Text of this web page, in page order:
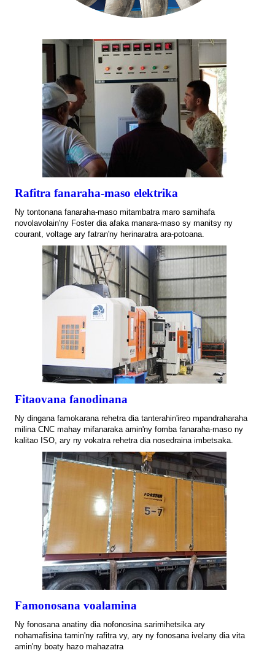
Rafitra fanaraha-maso elektrika
Ny tontonana fanaraha-maso mitambatra maro samihafa
novolavolain'ny Foster dia afaka manara-maso sy manitsy ny
courant, voltage ary fatran'ny herinaratra ara-potoana.
Fitaovana fanodinana
Ny dingana famokarana rehetra dia tanterahin'ireo mpandraharaha
milina CNC mahay mifanaraka amin'ny fomba fanaraha-maso ny
kalitao ISO, ary ny vokatra rehetra dia nosedraina imbetsaka.
Famonosana voalamina
Ny fonosana anatiny dia nofonosina sarimihetsika ary
nohamafisina tamin'ny rafitra vy, ary ny fonosana ivelany dia vita
amin'ny boaty hazo mahazatra